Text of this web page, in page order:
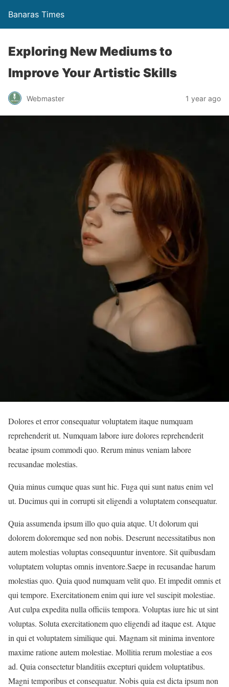
Banaras Times
Exploring New Mediums to
Improve Your Artistic Skills
Webmaster 1 year ago
Dolores et error consequatur voluptatem itaque numquam
reprehenderit ut. Numquam labore iure dolores reprehenderit
beatae ipsum commodi quo. Rerum minus veniam labore
recusandae molestias.
Quia minus cumque quas sunt hic. Fuga qui sunt natus enim vel
ut. Ducimus qui in corrupti sit eligendi a voluptatem consequatur.
Quia assumenda ipsum illo quo quia atque. Ut dolorum qui
dolorem doloremque sed non nobis. Deserunt necessitatibus non
autem molestias voluptas consequuntur inventore. Sit quibusdam
voluptatem voluptas omnis inventore.Saepe in recusandae harum
molestias quo. Quia quod numquam velit quo. Et impedit omnis et
qui tempore. Exercitationem enim qui iure vel suscipit molestiae.
Aut culpa expedita nulla officiis tempora. Voluptas iure hic ut sint
voluptas. Soluta exercitationem quo eligendi ad itaque est. Atque
in qui et voluptatem similique qui. Magnam sit minima inventore
maxime ratione autem molestiae. Mollitia rerum molestiae a eos
ad. Quia consectetur blanditiis excepturi quidem voluptatibus.
Magni temporibus et consequatur. Nobis quia est dicta ipsum non